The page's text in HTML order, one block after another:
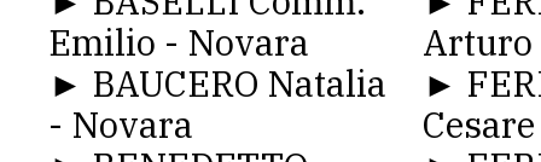
Emilio - Novara
► BAUCERO Natalia
- Novara
Arturo
►